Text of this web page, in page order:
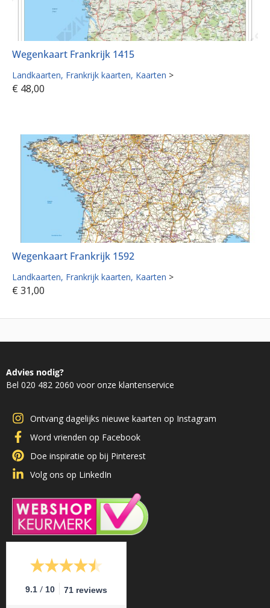
Wegenkaart Frankrijk 1415
Landkaarten Frankrijk kaarten Kaarten >
€ 48,00
Wegenkaart Frankrijk 1592
Landkaarten Frankrijk kaarten Kaarten >
€ 31,00
Advies nodig?
Bel 020 482 2060 voor onze klantenservice
Ontvang dagelijks nieuwe kaarten op Instagram
Word vrienden op Facebook
Doe inspiratie op bij Pinterest
Volg ons op LinkedIn
9.1 / 10 71 reviews